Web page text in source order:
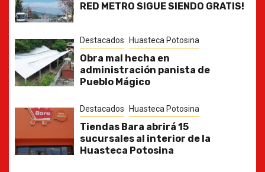
RED METRO SIGUE SIENDO GRATIS!
Destacados Huasteca Potosina
Obra mal hecha en
administración panista de
Pueblo Mágico
Destacados Huasteca Potosina
Tiendas Bara abrirá 15
sucursales al interior de la
Huasteca Potosina